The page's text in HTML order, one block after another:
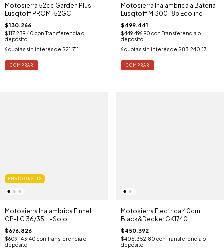
Motosierra 52cc Garden Plus
Lusqtoff PROM-52GC
$130.266
$117.239,40 con Transferencia o
depósito
6cuotas sin interés de $21.711
Motosierra Inalambrica a Bateria
Lusqtoff Ml300-8b Ecoline
$499.441
$449.496,90 con Transferencia o
depósito
6 cuotas sin interés de $83.240,17
ENVÍO GRATIS
Motosierra Inalambrica Einhell
GP-LC 36/35 Li-Solo
$676.826
$609.143,40 con Transferencia o
depósito
Motosierra Electrica 40cm
Black&Decker GK1740
$450.392
$405.352,80 con Transferencia o
depósito